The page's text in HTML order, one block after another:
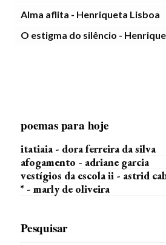
Alma aflita - Henriqueta Lisboa
O estigma do silêncio -
poemas para hoje
itatiaia - dora ferreira da silva
afogamento - adriane garcia
vestígios da escola ii - astrid
* - marly de oliveira
Pesquisar